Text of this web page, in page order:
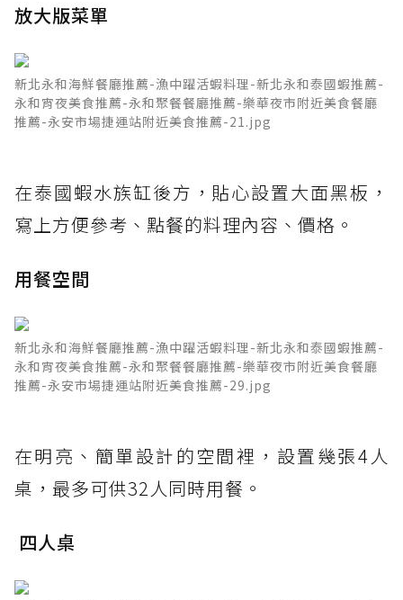
放大版菜單
新北永和海鮮餐廳推薦-漁中躍活蝦料理-新北永和泰國蝦推薦-
永和宵夜美食推薦-永和聚餐餐廳推薦-樂華夜市附近美食餐廳
推薦-永安市場捷運站附近美食推薦-21.jpg
在泰國蝦水族缸後方，貼心設置大面黑板，
寫上方便參考、點餐的料理內容、價格。
用餐空間
新北永和海鮮餐廳推薦-漁中躍活蝦料理-新北永和泰國蝦推薦-
永和宵夜美食推薦-永和聚餐餐廳推薦-樂華夜市附近美食餐廳
推薦-永安市場捷運站附近美食推薦-29.jpg
在明亮、簡單設計的空間裡，設置幾張4人
桌，最多可供32人同時用餐。
四人桌